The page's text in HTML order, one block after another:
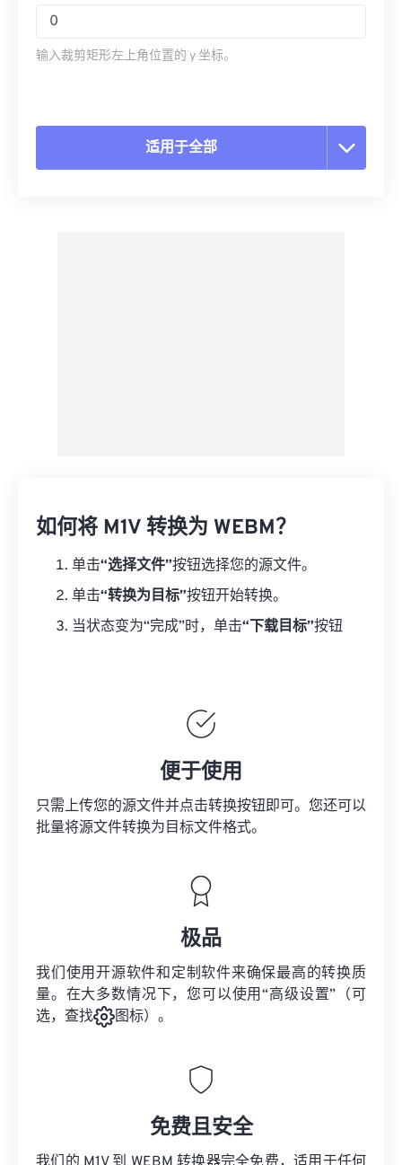
输入裁剪矩形左上角位置的 y 坐标。
适用于全部
如何将 M1V 转换为 WEBM？
单击“选择文件”按钮选择您的源文件。
单击“转换为目标”按钮开始转换。
当状态变为“完成”时，单击“下载目标”按钮
便于使用
只需上传您的源文件并点击转换按钮即可。您还可以
批量将源文件转换为目标文件格式。
极品
我们使用开源软件和定制软件来确保最高的转换质
量。在大多数情况下，您可以使用“高级设置”（可
选，查找
图标）。
免费且安全